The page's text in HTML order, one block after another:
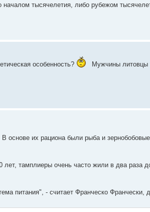
тысячелетия, либо рубежом
особенность?
Мужчины литовцы
основе их рациона были рыба и
лет, тамплиеры очень часто жили в два раза
питания", - считает Франческо Франчески,